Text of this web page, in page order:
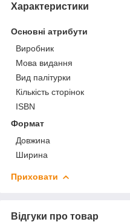
Характеристики
Основні атрибути
Виробник
Мова видання
Вид палітурки
Кількість сторінок
ISBN
Формат
Довжина
Ширина
Приховати
Відгуки про товар